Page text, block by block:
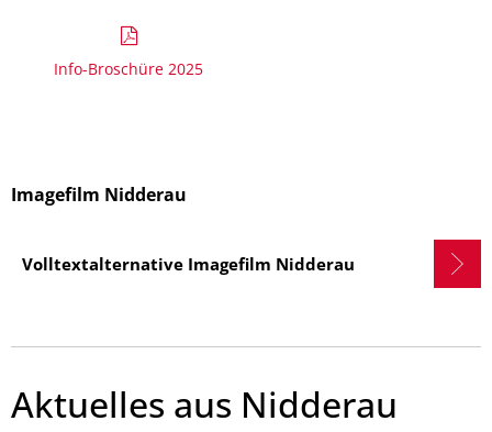
Info-Broschüre 2025
Imagefilm Nidderau
Volltextalternative Imagefilm Nidderau
Aktuelles aus Nidderau